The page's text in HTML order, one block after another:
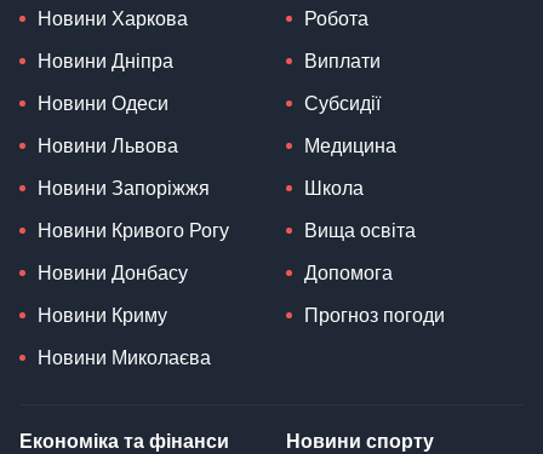
Новини Харкова
Новини Дніпра
Новини Одеси
Новини Львова
Новини Запоріжжя
Новини Кривого Рогу
Новини Донбасу
Новини Криму
Новини Миколаєва
Робота
Виплати
Субсидії
Медицина
Школа
Вища освіта
Допомога
Прогноз погоди
Економіка та фінанси Новини спорту